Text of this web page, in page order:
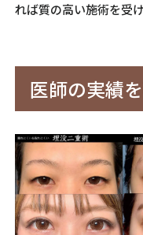
れば質の高い施術を受
医師の実績